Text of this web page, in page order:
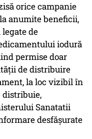
orice campanie
anumite beneficii,
de
iodură
permise doar
de distribuire
la loc vizibil în
distribuie,
Sanatatii
desfăşurate